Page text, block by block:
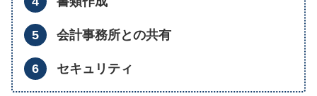
会計事務所との共有
セキュリティ